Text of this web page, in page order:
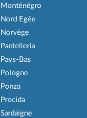
Monténégro
Nord Egée
Norvège
Pantelleria
Pays-Bas
Pologne
Ponza
Procida
Sardaigne